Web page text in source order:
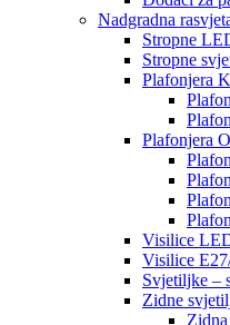
Nadgradna
Stropne
Stropne
Plafonjera
Plafonjera
Visilice
Visilice
Svjetiljke –
Zidne